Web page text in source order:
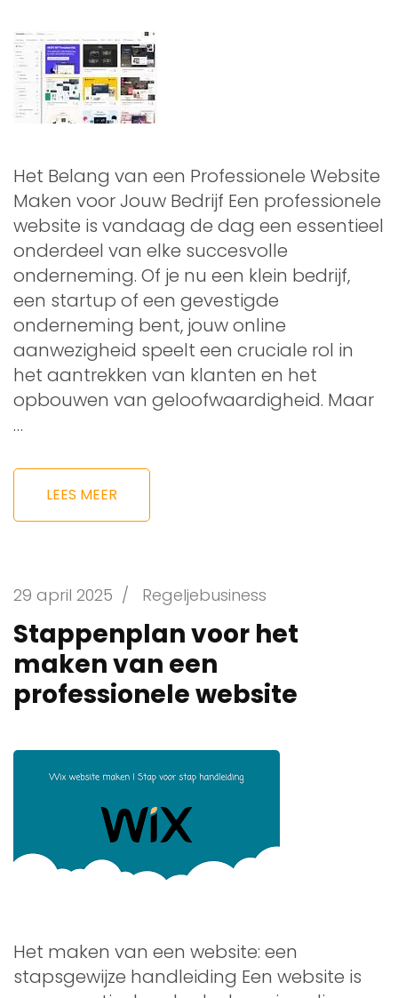
Het Belang van een Professionele Website
Maken voor Jouw Bedrijf Een professionele
website is vandaag de dag een essentieel
onderdeel van elke succesvolle
onderneming. Of je nu een klein bedrijf,
een startup of een gevestigde
onderneming bent, jouw online
aanwezigheid speelt een cruciale rol in
het aantrekken van klanten en het
opbouwen van geloofwaardigheid. Maar
…
LEES MEER
29 april 2025 / Regeljebusiness
Stappenplan voor het
maken van een
professionele website
Het maken van een website: een
stapsgewijze handleiding Een website is